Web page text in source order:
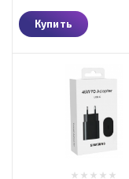
Купить